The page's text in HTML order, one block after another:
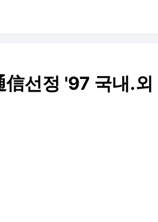
信선정 '97 국내.